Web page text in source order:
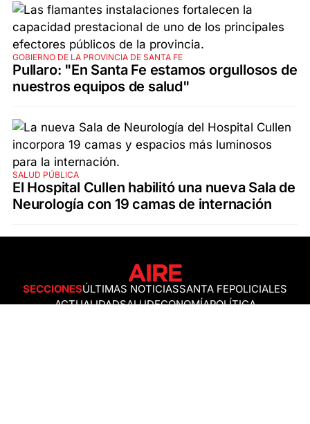
GOBIERNO DE LA PROVINCIA DE SANTA FE
Pullaro: "En Santa Fe estamos orgullosos de
nuestros equipos de salud"
SALUD PÚBLICA
El Hospital Cullen habilitó una nueva Sala de
Neurología con 19 camas de internación
SECCIONESÚLTIMAS NOTICIASSANTA FEPOLICIALES
ACTUALIDADSALUDECONOMÍAPOLÍTICA